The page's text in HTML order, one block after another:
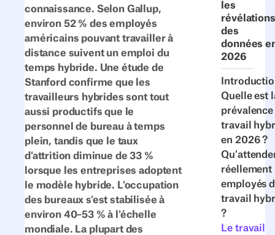
les
révélations
des
données
2026
Quelle est
prévalence
travail
en 2026 ?
réellement
employés
travail
?
Le travail
connaissance. Selon Gallup,
environ 52 % des employés
américains pouvant travailler à
distance suivent un emploi du
temps hybride. Une étude de
Stanford confirme que les
travailleurs hybrides sont tout
aussi productifs que le
personnel de bureau à temps
plein, tandis que le taux
d'attrition diminue de 33 %
lorsque les entreprises adoptent
le modèle hybride. L'occupation
des bureaux s'est stabilisée à
environ 40–53 % à l'échelle
mondiale. La plupart des